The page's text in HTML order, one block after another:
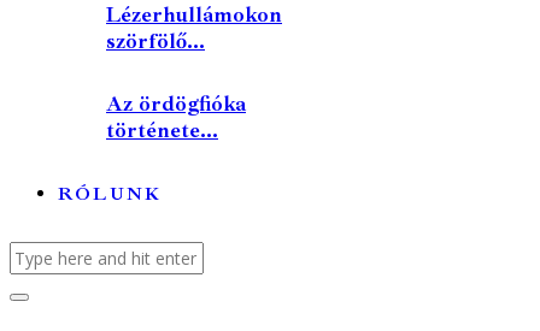
Lézerhullámokon
szörfölő...
Az ördögfióka
története...
RÓLUNK